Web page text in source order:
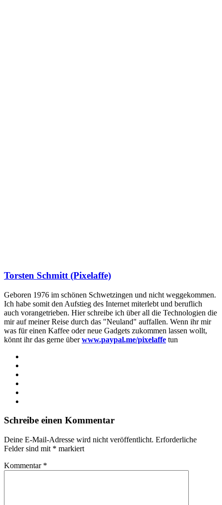
Torsten Schmitt (Pixelaffe)
Geboren 1976 im schönen Schwetzingen und nicht weggekommen.
Ich habe somit den Aufstieg des Internet miterlebt und beruflich
auch vorangetrieben. Hier schreibe ich über all die Technologien die
mir auf meiner Reise durch das "Neuland" auffallen. Wenn ihr mir
was für einen Kaffee oder neue Gadgets zukommen lassen wollt,
könnt ihr das gerne überwww.paypal.me/pixelaffe tun
Schreibe einen Kommentar
Deine E-Mail-Adresse wird nicht veröffentlicht. Erforderliche
Felder sind mit * markiert
Kommentar *